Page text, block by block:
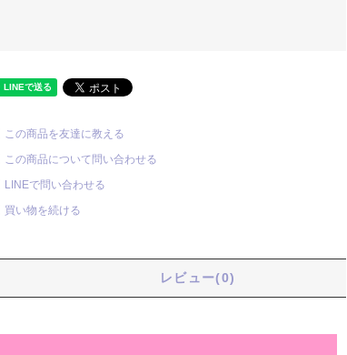
この商品を友達に教える
この商品について問い合わせる
LINEで問い合わせる
買い物を続ける
レビュー(0)